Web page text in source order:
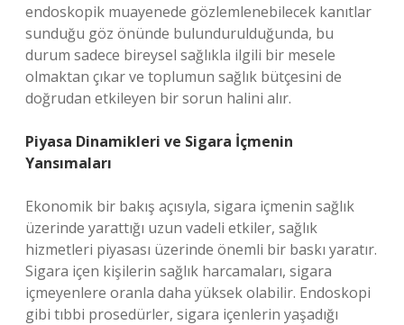
endoskopik muayenede gözlemlenebilecek kanıtlar
sunduğu göz önünde bulundurulduğunda, bu
durum sadece bireysel sağlıkla ilgili bir mesele
olmaktan çıkar ve toplumun sağlık bütçesini de
doğrudan etkileyen bir sorun halini alır.
Piyasa Dinamikleri ve Sigara İçmenin
Yansımaları
Ekonomik bir bakış açısıyla, sigara içmenin sağlık
üzerinde yarattığı uzun vadeli etkiler, sağlık
hizmetleri piyasası üzerinde önemli bir baskı yaratır.
Sigara içen kişilerin sağlık harcamaları, sigara
içmeyenlere oranla daha yüksek olabilir. Endoskopi
gibi tıbbi prosedürler, sigara içenlerin yaşadığı